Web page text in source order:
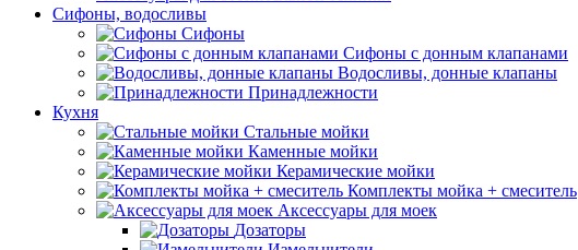
Сифоны, водосливы
Сифоны
Сифоны с донным клапанами
Водосливы, донные клапаны
Принадлежности
Кухня
Стальные мойки
Каменные мойки
Керамические мойки
Комплекты мойка + смеситель
Аксессуары для моек
Дозаторы